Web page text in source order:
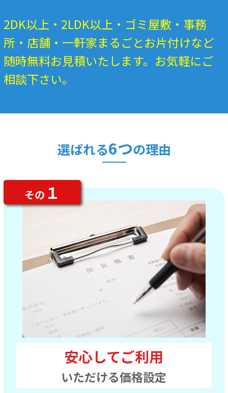
2DK以上・2LDK以上・ゴミ屋敷・事務
所・店舗・一軒家まるごとお片付けなど
随時無料お見積いたします。お気軽にご
相談下さい。
選ばれる6つの理由
安心してご利用
いただける価格設定
その １